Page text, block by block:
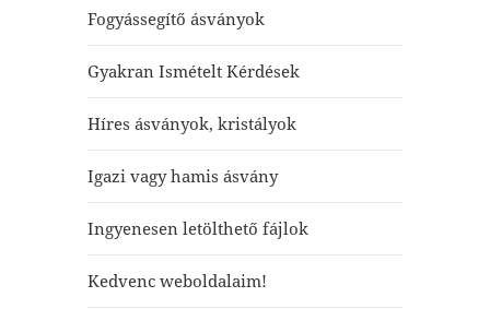
Fogyássegítő ásványok
Gyakran Ismételt Kérdések
Híres ásványok, kristályok
Igazi vagy hamis ásvány
Ingyenesen letölthető fájlok
Kedvenc weboldalaim!